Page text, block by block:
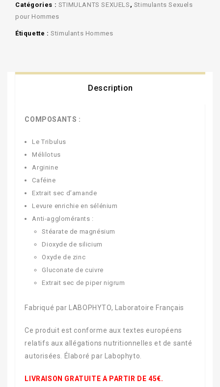
Catégories : STIMULANTS SEXUELS , Stimulants Sexuels
pour Hommes
Étiquette :Stimulants Hommes
Description
COMPOSANTS :
Le Tribulus
Mélilotus
Arginine
Caféine
Extrait sec d’amande
Levure enrichie en sélénium
Anti-agglomérants :
Stéarate de magnésium
Dioxyde de silicium
Oxyde de zinc
Gluconate de cuivre
Extrait sec de piper nigrum
Fabriqué par LABOPHYTO, Laboratoire Français
Ce produit est conforme aux textes européens
relatifs aux allégations nutritionnelles et de santé
autorisées. Élaboré par Labophyto.
LIVRAISON GRATUITE A PARTIR DE 45€.